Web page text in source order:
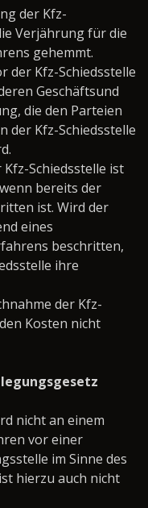
der Kfz-
Verjährung für die
gehemmt.
der Kfz-Schiedsstelle
Geschäftsund
die den Parteien
der Kfz-Schiedsstelle
Schiedsstelle ist
bereits der
ist. Wird der
eines
beschritten,
ihre
der Kfz-
Kosten nicht
nicht an einem
vor einer
im Sinne des
hierzu auch nicht